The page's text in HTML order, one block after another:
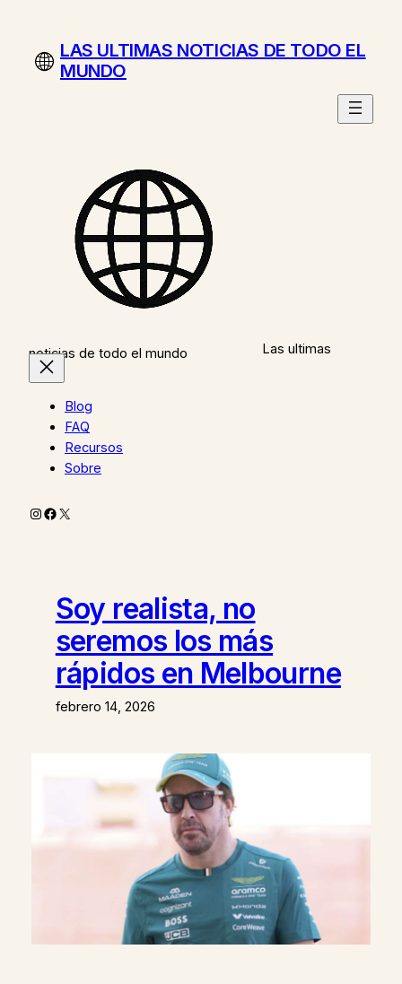
contenidoLAS ULTIMAS NOTICIAS DE TODO EL
MUNDO
Las ultimas
noticias de todo el mundo
Blog
FAQ
Recursos
Sobre
Instagram
Facebook
X
Soy realista, no
seremos los más
rápidos en Melbourne
febrero 14, 2026